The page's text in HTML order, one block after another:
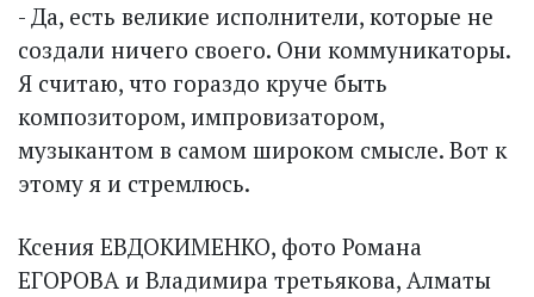
- Да, есть великие исполнители, которые не
создали ничего своего. Они коммуникаторы.
Я считаю, что гораздо круче быть
композитором, импровизатором,
музыкантом в самом широком смысле. Вот к
этому я и стремлюсь.
Ксения ЕВДОКИМЕНКО, фото Романа
ЕГОРОВА и Владимира третьякова, Алматы